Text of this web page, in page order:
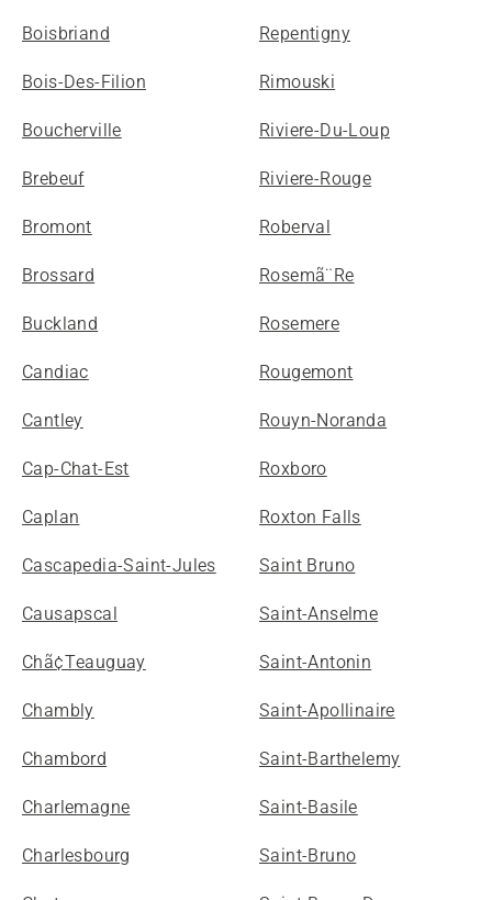
Boisbriand
Bois-Des-Filion
Boucherville
Brebeuf
Bromont
Brossard
Buckland
Candiac
Cantley
Cap-Chat-Est
Caplan
Cascapedia-Saint-Jules
Causapscal
Chã¢Teauguay
Chambly
Chambord
Charlemagne
Charlesbourg
Repentigny
Rimouski
Riviere-Du-Loup
Riviere-Rouge
Roberval
Rosemã¨Re
Rosemere
Rougemont
Rouyn-Noranda
Roxboro
Roxton Falls
Saint Bruno
Saint-Anselme
Saint-Antonin
Saint-Apollinaire
Saint-Barthelemy
Saint-Basile
Saint-Bruno